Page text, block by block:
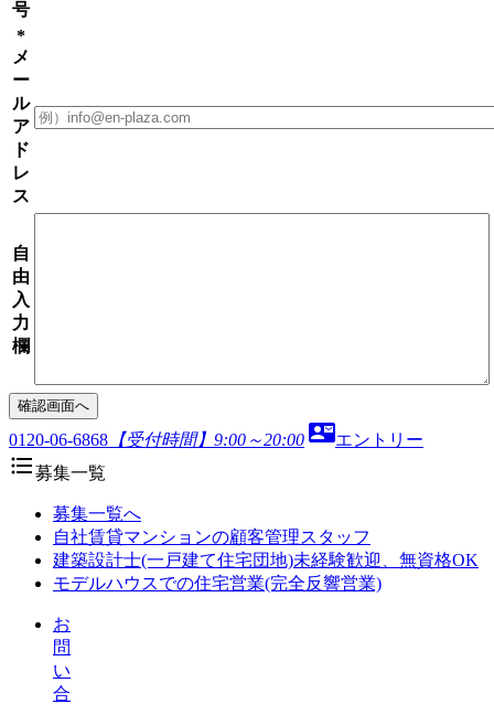
号
*
メ
ー
ル
ア
ド
レ
ス
自
由
入
力
欄
確認画面へ
0120-06-6868 【受付時間】9:00～20:00 contact_mailエントリー
format_list_bulleted募集一覧
募集一覧へ
自社賃貸マンションの顧客管理スタッフ
建築設計士(一戸建て住宅団地)未経験歓迎、無資格OK
モデルハウスでの住宅営業(完全反響営業)
お
問
い
合